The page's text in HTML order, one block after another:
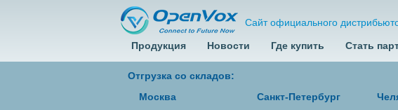
Сайт официального
Продукция Новости Где купить Стать
Отгрузка со складов:
Москва
Санкт-Петербург